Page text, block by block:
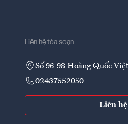
Liên hệ tòa soạn
Số 96-98 Hoàng Quốc
02437552050
Liên